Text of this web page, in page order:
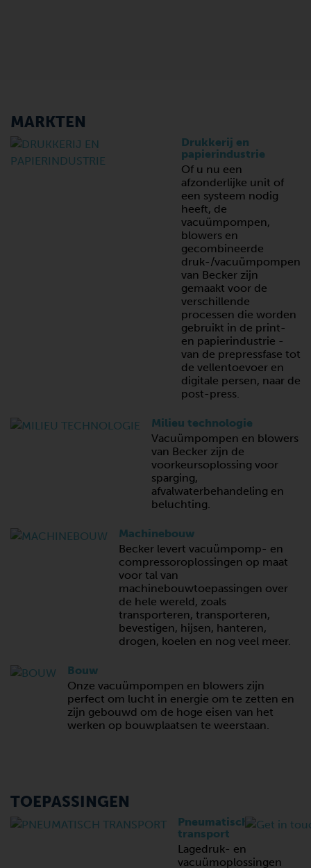
MARKTEN
Drukkerij en
papierindustrie
Of u nu een
afzonderlijke unit of
een systeem nodig
heeft, de
vacuümpompen,
blowers en
gecombineerde
druk-/vacuümpompen
van Becker zijn
gemaakt voor de
verschillende
processen die worden
gebruikt in de print-
en papierindustrie -
van de prepressfase tot
de vellentoevoer en
digitale persen, naar de
post-press.
Milieu technologie
Vacuümpompen en blowers
van Becker zijn de
voorkeursoplossing voor
sparging,
afvalwaterbehandeling en
beluchting.
Machinebouw
Becker levert vacuümpomp- en
compressoroplossingen op maat
voor tal van
machinebouwtoepassingen over
de hele wereld, zoals
transporteren, transporteren,
bevestigen, hijsen, hanteren,
drogen, koelen en nog veel meer.
Bouw
Onze vacuümpompen en blowers zijn
perfect om lucht in energie om te zetten en
zijn gebouwd om de hoge eisen van het
werken op bouwplaatsen te weerstaan.
TOEPASSINGEN
Pneumatisch
transport
Lagedruk- en
vacuümoplossingen